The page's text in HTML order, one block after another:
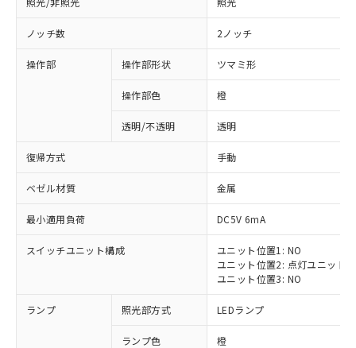
ノッチ数 2ノッチ
操作部 操作部形状 ツマミ形
操作部色 橙
透明/不透明 透明
復帰方式 手動
ベゼル材質 金属
最小適用負荷 DC5V 6mA
スイッチユニット構成
ユニット位置1: NO
ユニット位置2: 点灯ユニット
ユニット位置3: NO
ランプ 照光部方式 LEDランプ
ランプ色 橙